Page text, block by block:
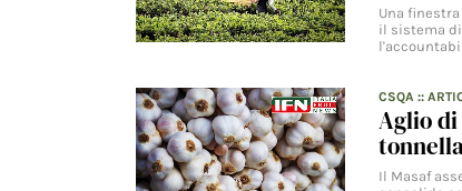
Una
il sistema
CSQA ::
Aglio di
Il Masaf